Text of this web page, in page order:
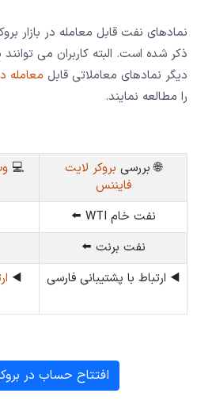
نمادهای نفت قابل معامله در بازار
ذکر شده است. البته کاربران می
دیگر نمادهای معاملاتی قابل معامله
را مطالعه نمایند.
🌐 بررسی بروکر لایت
فایننس
💻
نفت خام WTI ⬅️
نفت برنت ⬅️
◀️ ارتباط با پشتیبانی فارسی
◀️
افتتاح حساب در